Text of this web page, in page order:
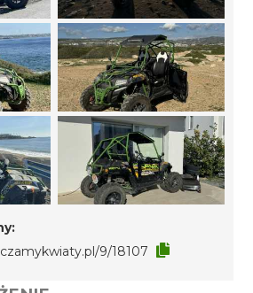
9/18107